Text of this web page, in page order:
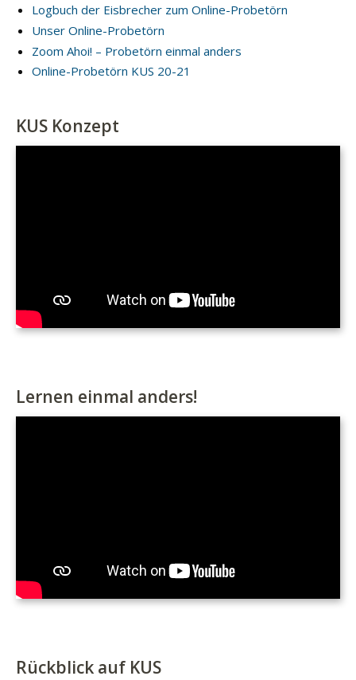
Logbuch der Eisbrecher zum Online-Probetörn
Unser Online-Probetörn
Zoom Ahoi! – Probetörn einmal anders
Online-Probetörn KUS 20-21
KUS Konzept
Lernen einmal anders!
Rückblick auf KUS